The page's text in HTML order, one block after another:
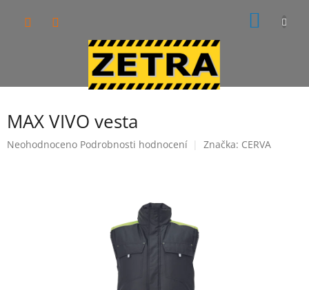
MAX VIVO vesta
Průměrné
Neohodnoceno Podrobnosti hodnocení Značka: CERVA